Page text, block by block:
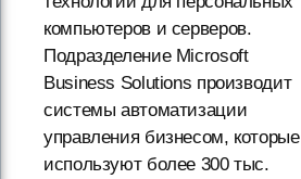
компьютеров и серверов.
Подразделение Microsoft
Business Solutions производит
системы автоматизации
управления бизнесом, которые
используют более 300 тыс.